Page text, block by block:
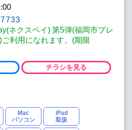
ネクスペイ) 第5弾(福岡市プレ
利用になれます。(期限
チラシを見る
Mac
パソコン
iPad
取扱